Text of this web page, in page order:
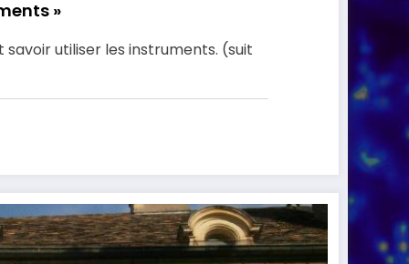
»
savoir utiliser les instruments. (suit